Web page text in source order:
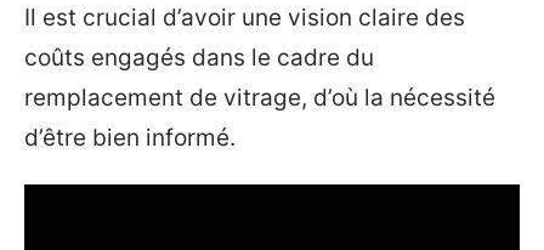
Il est crucial d’avoir une vision claire des
coûts engagés dans le cadre du
remplacement de vitrage, d’où la nécessité
d’être bien informé.